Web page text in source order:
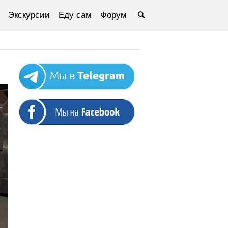
Экскурсии Еду сам Форум